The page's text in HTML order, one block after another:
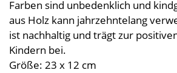
Zudecken, Polster, Unterbetten
Wäsche, Kleidung
Kinder-Frottierwaren
Leinendecken
Entspannungskissen
Duft- & Kräuterkissen
Sitzauflagen
Taschentücher
Geschenkideen
Schürzen
Tischwäsche
Handtücher
Duschtücher
Waschlappen
Saunatücher
Strandtücher
Bademäntel
Farben sind unbedenklich und
aus Holz kann jahrzehntelang
ist nachhaltig und trägt zur
Kindern bei.
Größe: 23 x 12 cm